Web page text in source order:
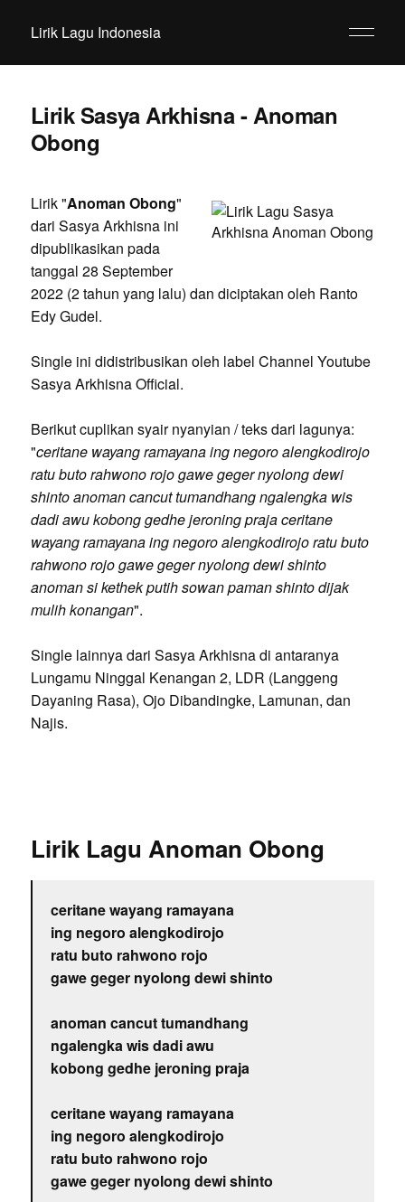
Lirik Lagu Indonesia
Lirik Sasya Arkhisna - Anoman
Obong
Lirik "Anoman Obong"
dari Sasya Arkhisna ini
dipublikasikan pada
tanggal 28 September
2022 (2 tahun yang lalu) dan diciptakan oleh Ranto
Edy Gudel.
Single ini didistribusikan oleh label Channel Youtube
Sasya Arkhisna Official.
Berikut cuplikan syair nyanyian / teks dari lagunya:
"ceritane wayang ramayana ing negoro alengkodirojo
ratu buto rahwono rojo gawe geger nyolong dewi
shinto anoman cancut tumandhang ngalengka wis
dadi awu kobong gedhe jeroning praja ceritane
wayang ramayana ing negoro alengkodirojo ratu buto
rahwono rojo gawe geger nyolong dewi shinto
anoman si kethek putih sowan paman shinto dijak
mulih konangan".
Single lainnya dari Sasya Arkhisna di antaranya
Lungamu Ninggal Kenangan 2, LDR (Langgeng
Dayaning Rasa), Ojo Dibandingke, Lamunan, dan
Najis.
Lirik Lagu Anoman Obong
ceritane wayang ramayana
ing negoro alengkodirojo
ratu buto rahwono rojo
gawe geger nyolong dewi shinto
anoman cancut tumandhang
ngalengka wis dadi awu
kobong gedhe jeroning praja
ceritane wayang ramayana
ing negoro alengkodirojo
ratu buto rahwono rojo
gawe geger nyolong dewi shinto